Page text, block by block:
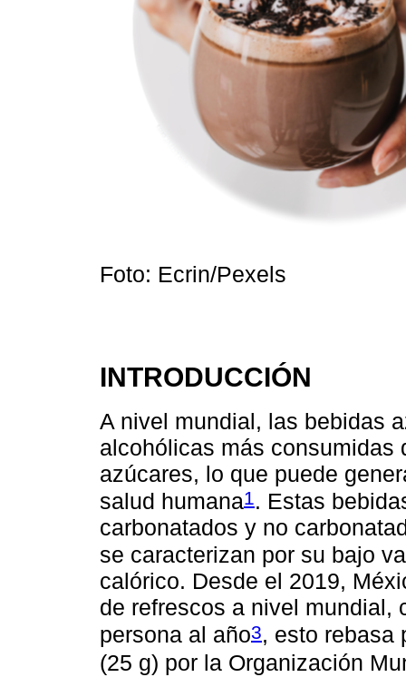
Foto: Ecrin/Pexels
INTRODUCCIÓN
A nivel mundial, las bebidas
alcohólicas más consumidas
azúcares, lo que puede
salud humana1. Estas
carbonatados y no
se caracterizan por su bajo
calórico. Desde el 2019,
de refrescos a nivel mundial,
persona al año3, esto rebasa
(25 g) por la Organización